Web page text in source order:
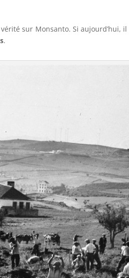
sur Monsanto. Si aujourd’hui,
.